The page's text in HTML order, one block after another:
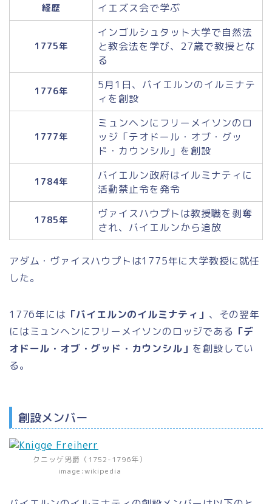
経歴 イエズス会で学ぶ
1775年
インゴルシュタット大学で自然法
と教会法を学び、27歳で教授とな
る
1776年 5月1日、バイエルンのイルミナテ
ィを創設
1777年
ミュンヘンにフリーメイソンのロ
ッジ「テオドール・オブ・グッ
ド・カウンシル」を創設
1784年
バイエルン政府はイルミナティに
活動禁止令を発令
1785年
ヴァイスハウプトは教授職を剥奪
され、バイエルンから追放
アダム・ヴァイスハウプトは1775年に大学教授に就任
した。
1776年には 「バイエルンのイルミナティ」 、その翌年
にはミュンヘンにフリーメイソンのロッジである 「デ
オドール・オブ・グッド・カウンシル」 を創設してい
る。
創設メンバー
クニッゲ男爵（1752-1796年）
image:wikipedia